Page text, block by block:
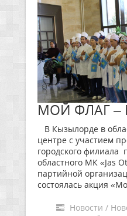
МОЙ ФЛАГ
В Кызылорде в
центре с участием
городского филиала
областного МК «Jas
партийной
состоялась акция
Новости /